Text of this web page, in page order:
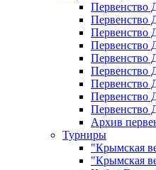
Первенство
Первенство
Архив
Турниры
"Крымская
"Крымская